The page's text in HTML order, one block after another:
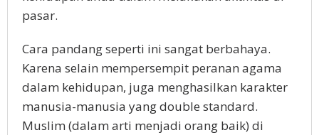
pasar.
Cara pandang seperti ini sangat berbahaya.
Karena selain mempersempit peranan agama
dalam kehidupan, juga menghasilkan karakter
manusia-manusia yang double standard.
Muslim (dalam arti menjadi orang baik) di